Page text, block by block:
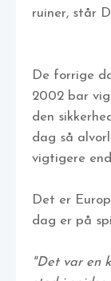
ruiner, står
De forrige
2002 bar
den
dag så
vigtigere
Det er
dag er på
"Det var en